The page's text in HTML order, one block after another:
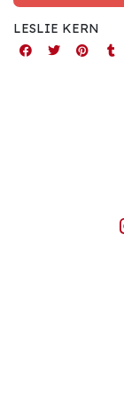
LESLIE KERN